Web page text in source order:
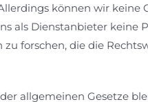
können wir
als Dienstanbieter
forschen, die die
allgemeinen Gesetze